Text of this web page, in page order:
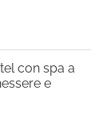
con spa a
e